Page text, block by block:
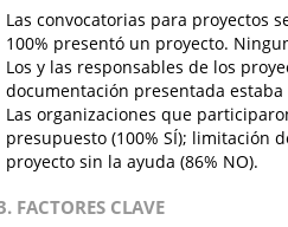
Las convocatorias para proyectos
100% presentó un proyecto.
Los y las responsables de los
documentación presentada
Las organizaciones que
presupuesto (100% SÍ); limitación
proyecto sin la ayuda (86% NO).
FACTORES CLAVE